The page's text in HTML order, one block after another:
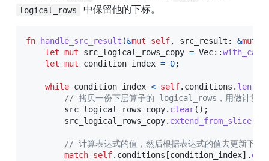
logical_rows 中保留他的下标。
fn handle_src_result (&mut self, src_result : &mut
let mut src_logical_rows_copy = Vec::
let mut condition_index = 0;
while condition_index < self. conditions . len
// 拷贝一份下层算子的 logical_rows，用做计算表
        src_logical_rows_copy
. clear( ) ;
        src_logical_rows_copy
. extend_from_slice
// 计算表达式的值，然后根据表达式的值去更新下
match self. conditions [condition_index] .